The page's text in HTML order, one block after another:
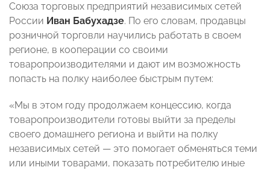
Союза торговых предприятий независимых сетей
России Иван Бабухадзе. По его словам, продавцы
розничной торговли научились работать в своем
регионе, в кооперации со своими
товаропроизводителями и дают им возможность
попасть на полку наиболее быстрым путем:
«Мы в этом году продолжаем концессию, когда
товаропроизводители готовы выйти за пределы
своего домашнего региона и выйти на полку
независимых сетей — это помогает обменяться теми
или иными товарами, показать потребителю иные